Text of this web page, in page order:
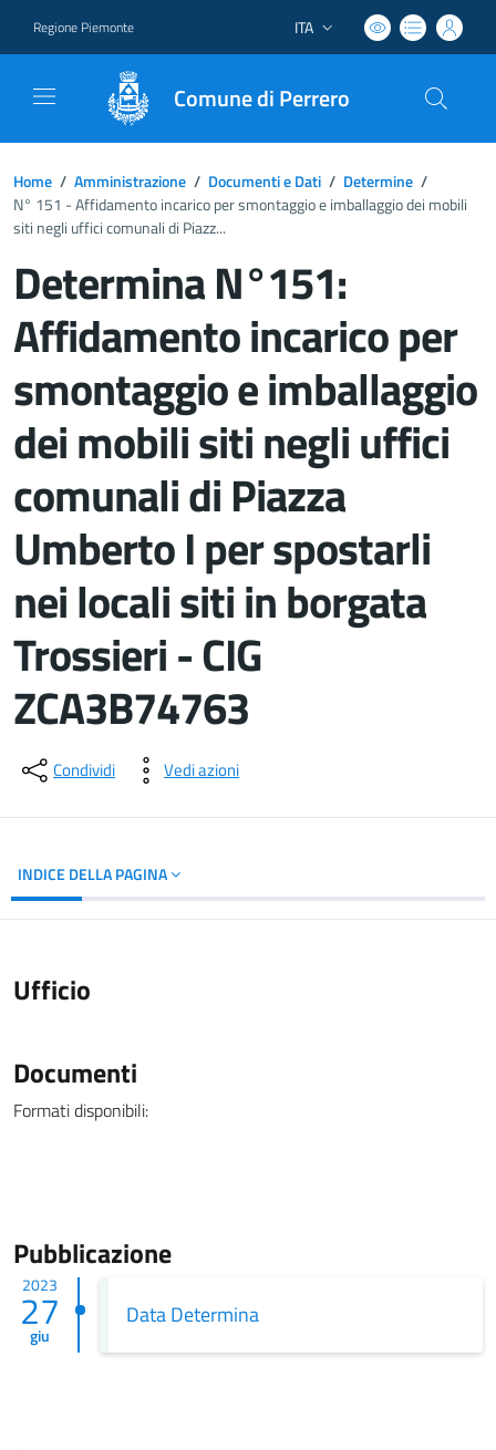
Regione Piemonte Lingua attiva:
ITA
Comune di Perrero
Home / Amministrazione / Documenti e Dati / Determine /
N° 151 - Affidamento incarico per smontaggio e imballaggio dei mobili
siti negli uffici comunali di Piazz...
Determina N°151:
Affidamento incarico per
smontaggio e imballaggio
dei mobili siti negli uffici
comunali di Piazza
Umberto I per spostarli
nei locali siti in borgata
Trossieri - CIG
ZCA3B74763
Dettagli del documento
Condividi Vedi azioni
INDICE DELLA PAGINA
Ufficio
Documenti
Formati disponibili:
Pubblicazione
2023
27
giu
Data Determina